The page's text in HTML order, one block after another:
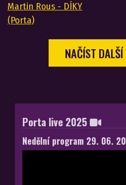
Martin Rous - DÍKY
(Porta)
NAČÍST
Porta live 2025
Nedělní program 29. 06.